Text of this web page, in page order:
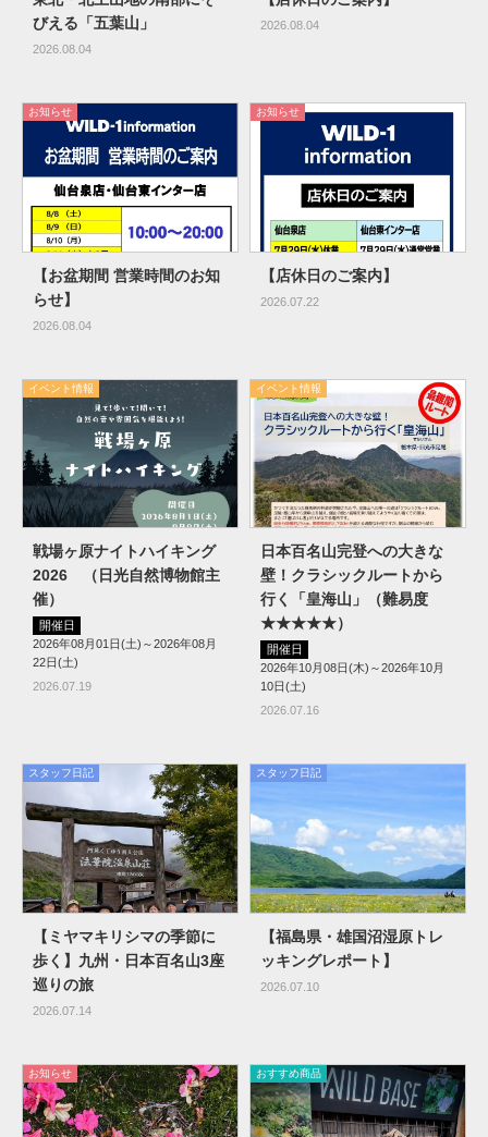
びえる「五葉山」
2026.08.04
2026.08.04
お知らせ
【お盆期間 営業時間のお知
らせ】
2026.08.04
お知らせ
【店休日のご案内】
2026.07.22
イベント情報
戦場ヶ原ナイトハイキング
2026 （日光自然博物館主
催）
開催日
2026年08月01日(土)～2026年08月
22日(土)
2026.07.19
イベント情報
日本百名山完登への大きな
壁！クラシックルートから
行く「皇海山」（難易度
★★★★★）
開催日
2026年10月08日(木)～2026年10月
10日(土)
2026.07.16
スタッフ日記
【ミヤマキリシマの季節に
歩く】九州・日本百名山3座
巡りの旅
2026.07.14
スタッフ日記
【福島県・雄国沼湿原トレ
ッキングレポート】
2026.07.10
お知らせ おすすめ商品